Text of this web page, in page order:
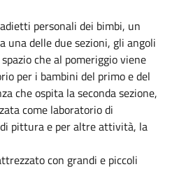
personali dei bimbi, un
una delle due sezioni, gli angoli
che al pomeriggio viene
per i bambini del primo e del
che ospita la seconda sezione,
come laboratorio di
pittura e per altre attività, la
con grandi e piccoli